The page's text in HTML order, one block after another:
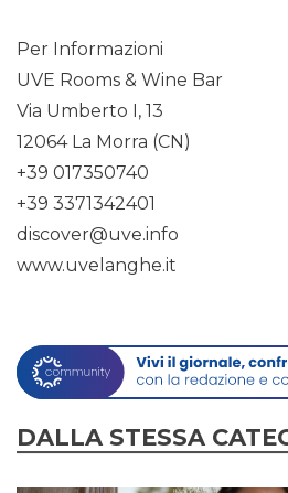
Per Informazioni
UVE Rooms & Wine Bar
Via Umberto I, 13
12064 La Morra (CN)
+39 017350740
+39 3371342401
discover@uve.info
www.uvelanghe.it
DALLA STESSA